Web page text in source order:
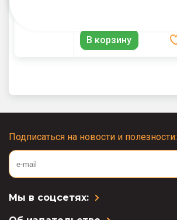
В корзину
Подписаться на новости и полезности:
Мы в соцсетях: